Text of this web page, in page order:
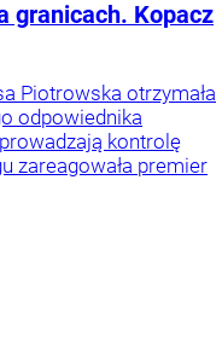
granicach. Kopacz
Piotrowska otrzymała
odpowiednika
kontrolę
zareagowała premier